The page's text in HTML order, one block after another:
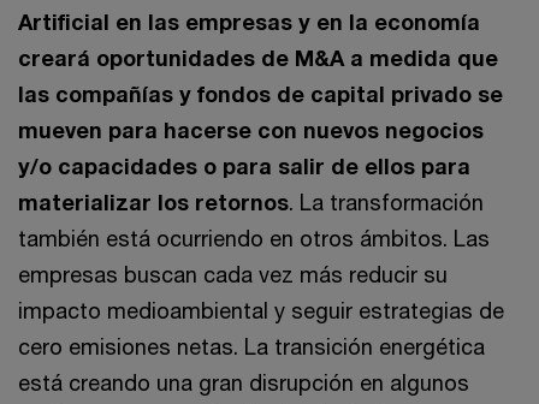
Artificial en las empresas y en la economía
creará oportunidades de M&A a medida que
las compañías y fondos de capital privado se
mueven para hacerse con nuevos negocios
y/o capacidades o para salir de ellos para
materializar los retornos. La transformación
también está ocurriendo en otros ámbitos. Las
empresas buscan cada vez más reducir su
impacto medioambiental y seguir estrategias de
cero emisiones netas. La transición energética
está creando una gran disrupción en algunos